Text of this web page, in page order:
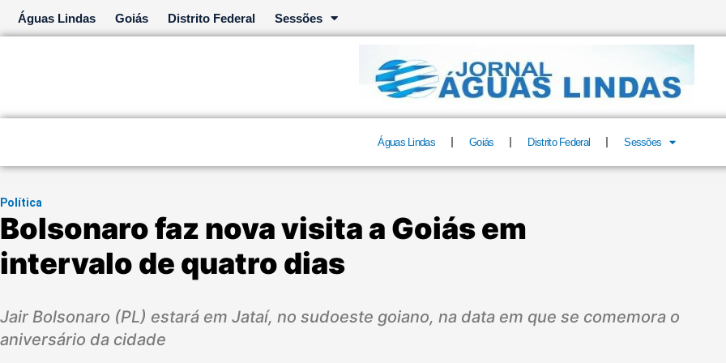
para
Águas Lindas Goiás Distrito Federal Sessões
Águas Lindas Goiás Distrito Federal Sessões
Política
Bolsonaro faz nova visita a Goiás em
intervalo de quatro dias
Jair Bolsonaro (PL) estará em Jataí, no sudoeste goiano, na data em que se comemora o
aniversário da cidade